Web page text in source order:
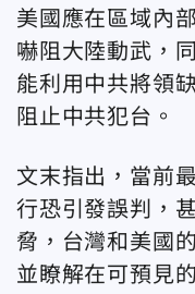
美國應在區域內
嚇阻大陸動武，
能利用中共將領
阻止中共犯台。
文末指出，當前
行恐引發誤判，
脅，台灣和美國
並瞭解在可預見